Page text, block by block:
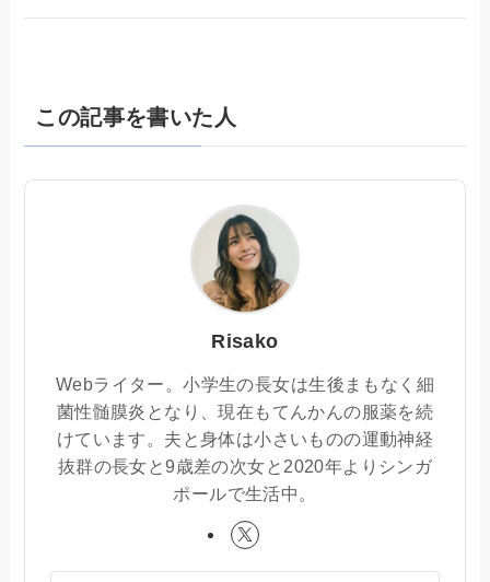
この記事を書いた人
Risako
Webライター。小学生の長女は生後まもなく細
菌性髄膜炎となり、現在もてんかんの服薬を続
けています。夫と身体は小さいものの運動神経
抜群の長女と9歳差の次女と2020年よりシンガ
ポールで生活中。